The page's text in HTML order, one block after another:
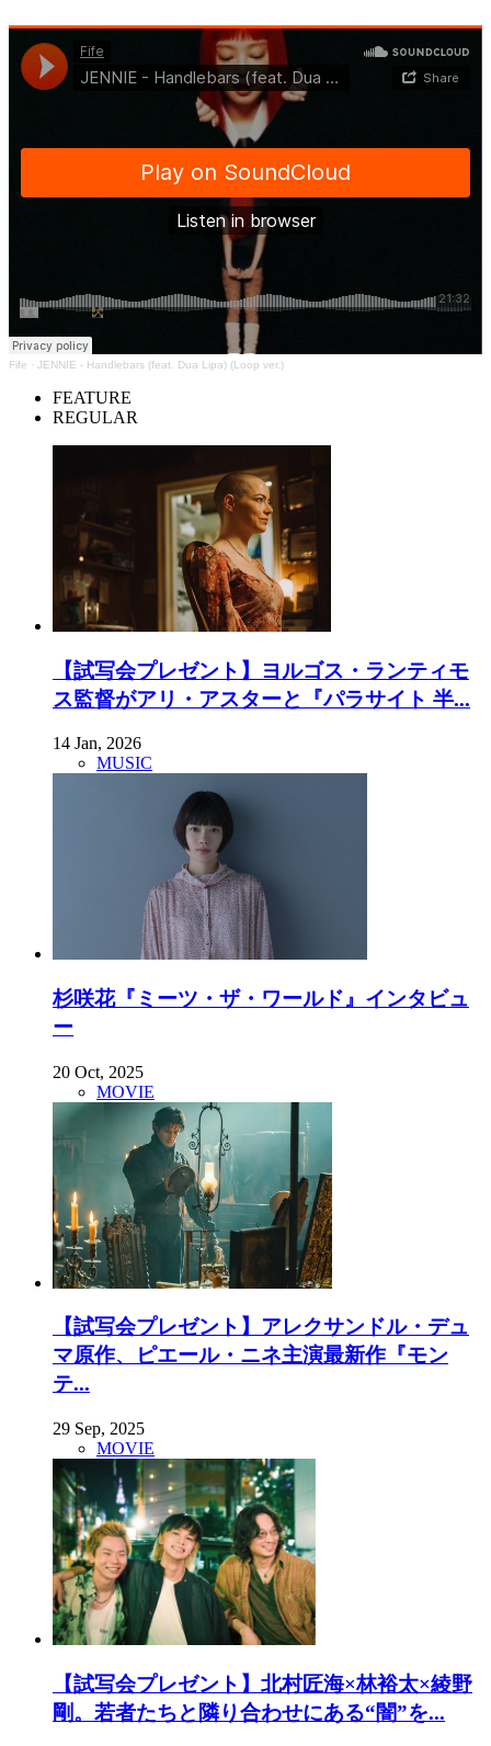
Fife · JENNIE - Handlebars (feat. Dua Lipa) (Loop ver.)
FEATURE
REGULAR
【試写会プレゼント】ヨルゴス・ランティモ
ス監督がアリ・アスターと『パラサイト 半...
14 Jan, 2026
MUSIC
杉咲花『ミーツ・ザ・ワールド』インタビュ
ー
20 Oct, 2025
MOVIE
【試写会プレゼント】アレクサンドル・デュ
マ原作、ピエール・ニネ主演最新作『モン
テ...
29 Sep, 2025
MOVIE
【試写会プレゼント】北村匠海×林裕太×綾野
剛。若者たちと隣り合わせにある“闇”を...